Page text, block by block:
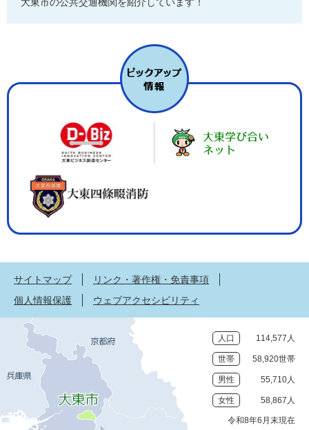
サイトマップ
リンク・著作権・免責事項
個人情報保護
ウェブアクセシビリティ
人口 114,577人
世帯 58,920世帯
男性 55,710人
女性 58,867人
令和8年6月末現在